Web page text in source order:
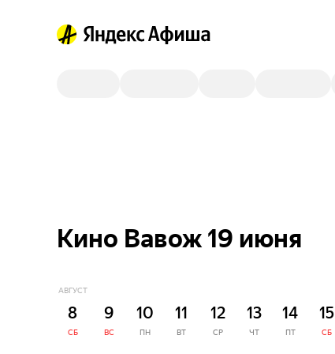
Кино Вавож 19 июня
АВГУСТ
8
СБ
9
ВС
10
ПН
11
ВТ
12
СР
13
ЧТ
14
ПТ
15
СБ